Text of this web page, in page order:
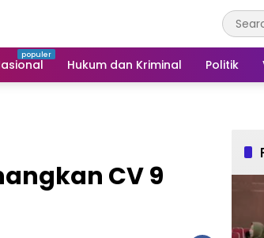
Hukum dan Kriminal Politik
CV 9